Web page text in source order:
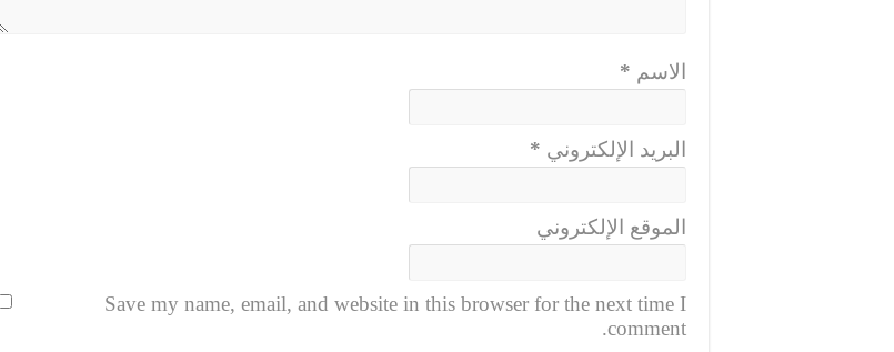
الاسم *
البريد الإلكتروني *
الموقع الإلكتروني
Save my name, email, and website in this browser for the next time I
comment.